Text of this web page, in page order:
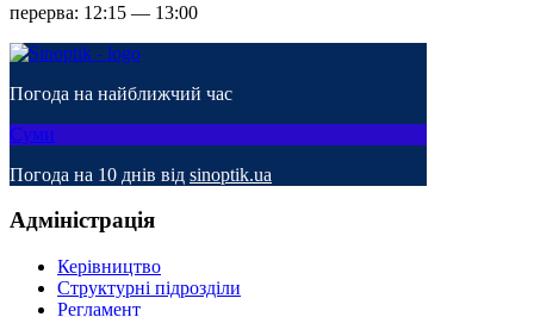
перерва: 12:15 — 13:00
Погода на найближчий час
Суми
Погода на 10 днів від sinoptik.ua
Адміністрація
Керівництво
Структурні підрозділи
Регламент